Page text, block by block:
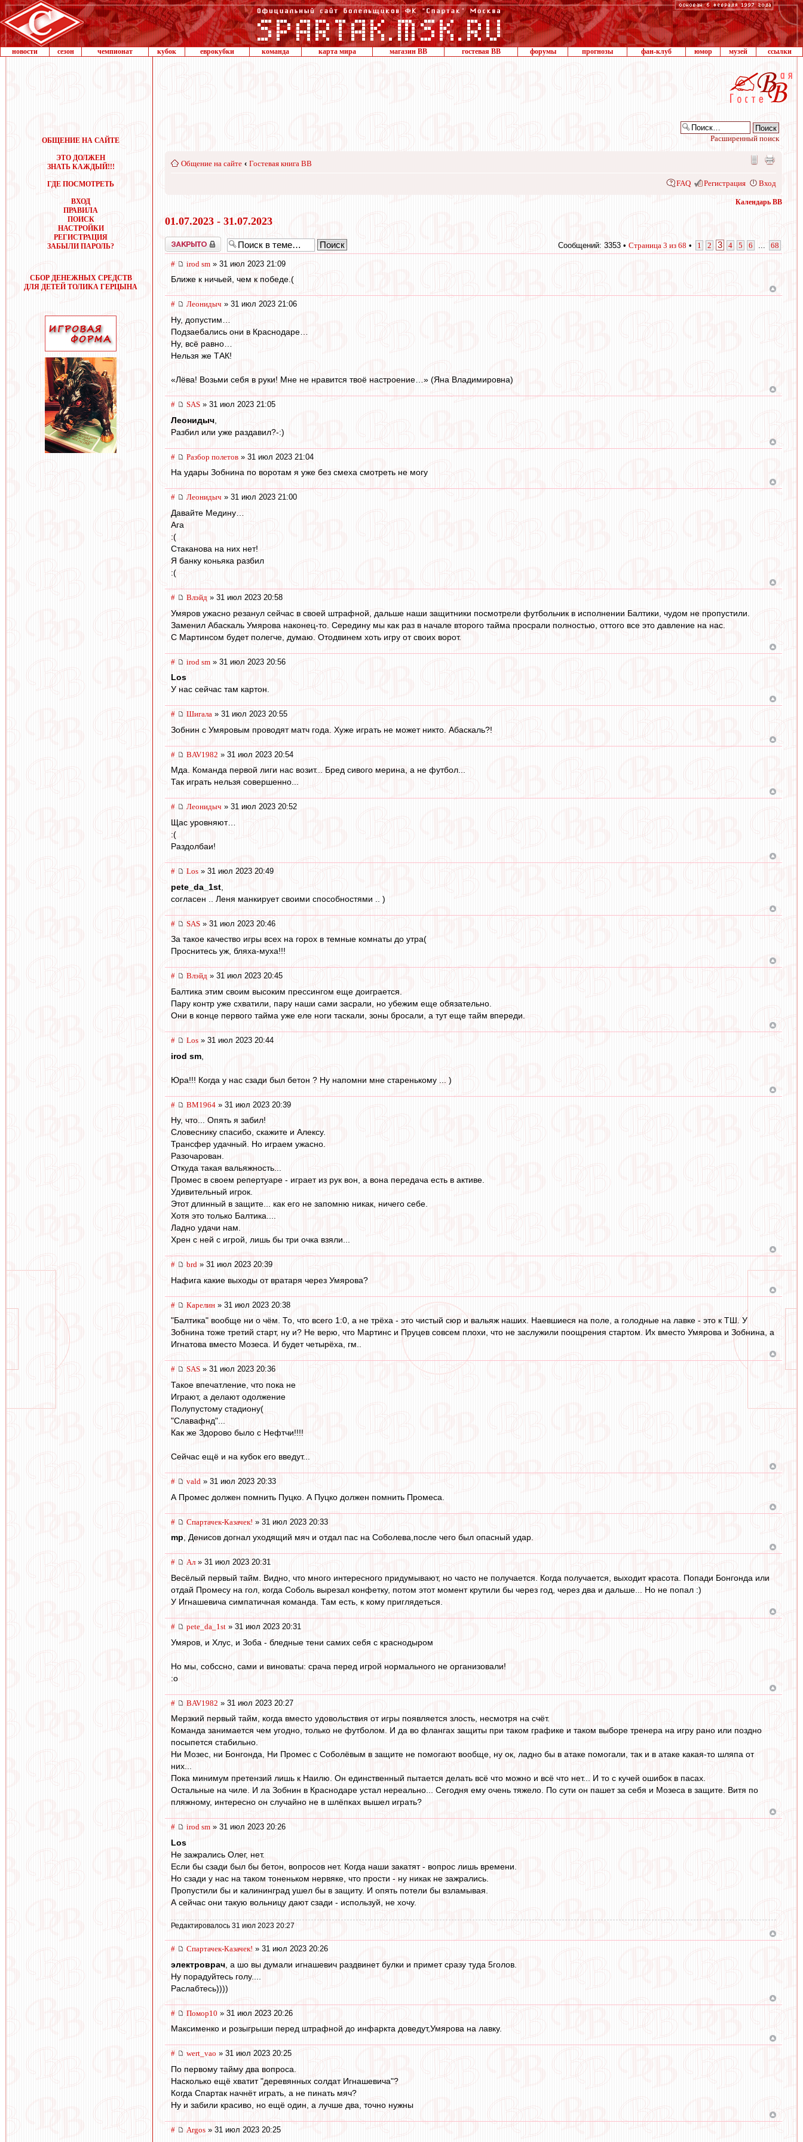
новости сезон чемпионат кубок еврокубки команда карта мира магазин ВВ гостевая ВВ форумы прогнозы фан-клуб юмор музей ссылки
ОБЩЕНИЕ НА САЙТЕ
ЭТО ДОЛЖЕН
ЗНАТЬ КАЖДЫЙ!!!
ГДЕ ПОСМОТРЕТЬ
ВХОД
ПРАВИЛА
ПОИСК
НАСТРОЙКИ
РЕГИСТРАЦИЯ
ЗАБЫЛИ ПАРОЛЬ?
СБОР ДЕНЕЖНЫХ СРЕДСТВ
ДЛЯ ДЕТЕЙ ТОЛИКА ГЕРЦЫНА
Расширенный поиск
Общение на сайте ‹ Гостевая книга ВВ
FAQ Регистрация Вход
Календарь ВВ
01.07.2023 - 31.07.2023
Закрыто Сообщений: 3353 • Страница 3 из 68 • 1 2 3 4 5 6 68
# irod sm » 31 июл 2023 21:09
Ближе к ничьей, чем к победе.(
# Леонидыч » 31 июл 2023 21:06
Ну, допустим…
Подзаебались они в Краснодаре…
Ну, всё равно…
Нельзя же ТАК!
«Лёва! Возьми себя в руки! Мне не нравится твоё настроение…» (Яна Владимировна)
# SAS » 31 июл 2023 21:05
Леонидыч
Разбил или уже раздавил?-:)
# Разбор полетов » 31 июл 2023 21:04
На удары Зобнина по воротам я уже без смеха смотреть не могу
# Леонидыч » 31 июл 2023 21:00
Давайте Медину…
Ага
:(
Стаканова на них нет!
Я банку коньяка разбил
:(
# Влэйд » 31 июл 2023 20:58
Умяров ужасно резанул сейчас в своей штрафной, дальше наши защитники посмотрели футбольчик в исполнении Балтики, чудом не пропустили.
Заменил Абаскаль Умярова наконец-то. Середину мы как раз в начале второго тайма просрали полностью, оттого все это давление на нас.
С Мартинсом будет полегче, думаю. Отодвинем хоть игру от своих ворот.
# irod sm » 31 июл 2023 20:56
Los
У нас сейчас там картон.
# Шигала » 31 июл 2023 20:55
Зобнин с Умяровым проводят матч года. Хуже играть не может никто. Абаскаль?!
# BAV1982 » 31 июл 2023 20:54
Мда. Команда первой лиги нас возит... Бред сивого мерина, а не футбол...
Так играть нельзя совершенно...
# Леонидыч » 31 июл 2023 20:52
Щас уровняют…
:(
Раздолбаи!
# Los » 31 июл 2023 20:49
pete_da_1st
согласен .. Леня манкирует своими способностями .. )
# SAS » 31 июл 2023 20:46
За такое качество игры всех на горох в темные комнаты до утра(
Проснитесь уж, бляха-муха!!!
# Влэйд » 31 июл 2023 20:45
Балтика этим своим высоким прессингом еще доиграется.
Пару контр уже схватили, пару наши сами засрали, но убежим еще обязательно.
Они в конце первого тайма уже еле ноги таскали, зоны бросали, а тут еще тайм впереди.
# Los » 31 июл 2023 20:44
irod sm
Юра!!! Когда у нас сзади был бетон ? Ну напомни мне старенькому ... )
# BM1964 » 31 июл 2023 20:39
Ну, что... Опять я забил!
Словеснику спасибо, скажите и Алексу.
Трансфер удачный. Но играем ужасно.
Разочарован.
Откуда такая вальяжность...
Промес в своем репертуаре - играет из рук вон, а вона передача есть в активе.
Удивительный игрок.
Этот длинный в защите... как его не запомню никак, ничего себе.
Хотя это только Балтика....
Ладно удачи нам.
Хрен с ней с игрой, лишь бы три очка взяли...
# brd » 31 июл 2023 20:39
Нафига какие выходы от вратаря через Умярова?
# Карелин » 31 июл 2023 20:38
"Балтика" вообще ни о чём. То, что всего 1:0, а не трёха - это чистый сюр и вальяж наших. Наевшиеся на поле, а голодные на лавке - это к ТШ. У
Зобнина тоже третий старт, ну и? Не верю, что Мартинс и Пруцев совсем плохи, что не заслужили поощрения стартом. Их вместо Умярова и Зобнина, а
Игнатова вместо Мозеса. И будет четырёха, гм..
# SAS » 31 июл 2023 20:36
Такое впечатление, что пока не
Играют, а делают одолжение
Полупустому стадиону(
"Славафнд"...
Как же Здорово было с Нефтчи!!!!
Сейчас ещё и на кубок его введут...
# vald » 31 июл 2023 20:33
А Промес должен помнить Пуцко. А Пуцко должен помнить Промеса.
# Спартачек-Казачек! » 31 июл 2023 20:33
mp, Денисов догнал уходящий мяч и отдал пас на Соболева,после чего был опасный удар.
# Ал » 31 июл 2023 20:31
Весёлый первый тайм. Видно, что много интересного придумывают, но часто не получается. Когда получается, выходит красота. Попади Бонгонда или
отдай Промесу на гол, когда Соболь вырезал конфетку, потом этот момент крутили бы через год, через два и дальше... Но не попал :)
У Игнашевича симпатичная команда. Там есть, к кому приглядеться.
# pete_da_1st » 31 июл 2023 20:31
Умяров, и Хлус, и Зоба - бледные тени самих себя с краснодыром
Но мы, собссно, сами и виноваты: срача перед игрой нормального не организовали!
:o
# BAV1982 » 31 июл 2023 20:27
Мерзкий первый тайм, когда вместо удовольствия от игры появляется злость, несмотря на счёт.
Команда занимается чем угодно, только не футболом. И да во флангах защиты при таком графике и таком выборе тренера на игру рано или поздно
посыпется стабильно.
Ни Мозес, ни Бонгонда, Ни Промес с Соболёвым в защите не помогают вообще, ну ок, ладно бы в атаке помогали, так и в атаке какая-то шляпа от
них...
Пока минимум претензий лишь к Наилю. Он единственный пытается делать всё что можно и всё что нет... И то с кучей ошибок в пасах.
Остальные на чиле. И ла Зобнин в Краснодаре устал нереально... Сегодня ему очень тяжело. По сути он пашет за себя и Мозеса в защите. Витя по
пляжному, интересно он случайно не в шлёпках вышел играть?
# irod sm » 31 июл 2023 20:26
Los
Не зажрались Олег, нет.
Если бы сзади был бы бетон, вопросов нет. Когда наши закатят - вопрос лишь времени.
Но сзади у нас на таком тоненьком нервяке, что прости - ну никак не зажрались.
Пропустили бы и калининград ушел бы в защиту. И опять потели бы взламывая.
А сейчас они такую вольницу дают сзади - используй, не хочу.
Редактировалось 31 июл 2023 20:27
# Спартачек-Казачек! » 31 июл 2023 20:26
электроврач , а шо вы думали игнашевич раздвинет булки и примет сразу туда 5голов.
Ну порадуйтесь голу....
Раслабтесь))))
# Помор10 » 31 июл 2023 20:26
Максименко и розыгрыши перед штрафной до инфаркта доведут,Умярова на лавку.
# wert_vao » 31 июл 2023 20:25
По первому тайму два вопроса.
Насколько ещё хватит "деревянных солдат Игнашевича"?
Когда Спартак начнёт играть, а не пинать мяч?
Ну и забили красиво, но ещё один, а лучше два, точно нужны
# Argos » 31 июл 2023 20:25